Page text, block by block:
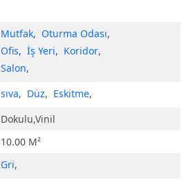
Mutfak, Oturma Odası,
Ofis, İş Yeri, Koridor,
Salon,
sıva, Düz, Eskitme,
Dokulu,Vinil
10.00 M²
Gri,